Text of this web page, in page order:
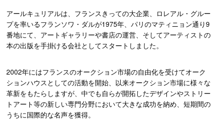
アールキュリアルは、フランスきっての大企業、ロレアル・グルー
プを率いるフランソワ・ダルが1975年、パリのマティニョン通り9
番地にて、アートギャラリーや書店の運営、そしてアーティストの
本の出版を手掛ける会社としてスタートしました。
2002年にはフランスのオークション市場の自由化を受けてオーク
ションハウスとしての活動を開始、以来オークション市場に様々な
革新をもたらしますが、中でも自らが開拓したデザインやストリー
トアート等の新しい専門分野において大きな成功を納め、短期間の
うちに国際的な名声を獲得。